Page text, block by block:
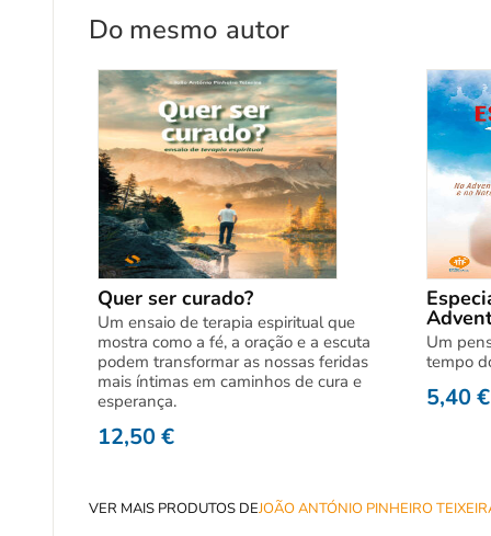
Do mesmo autor
Quer ser curado?
Um ensaio de terapia espiritual que
mostra como a fé, a oração e a escuta
podem transformar as nossas feridas
mais íntimas em caminhos de cura e
esperança.
12,50€
Um
tempo
5,40€
VER MAIS PRODUTOS DEJOÃO ANTÓNIO PINHEIRO